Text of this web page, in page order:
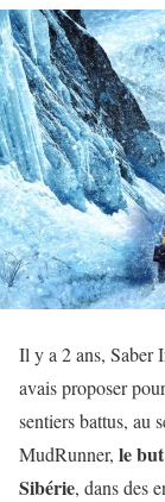
Il y a 2 ans, Saber
avais proposer
sentiers battus, au
MudRunner, le
Sibérie, dans des